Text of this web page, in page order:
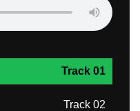
Track 01
Track 02